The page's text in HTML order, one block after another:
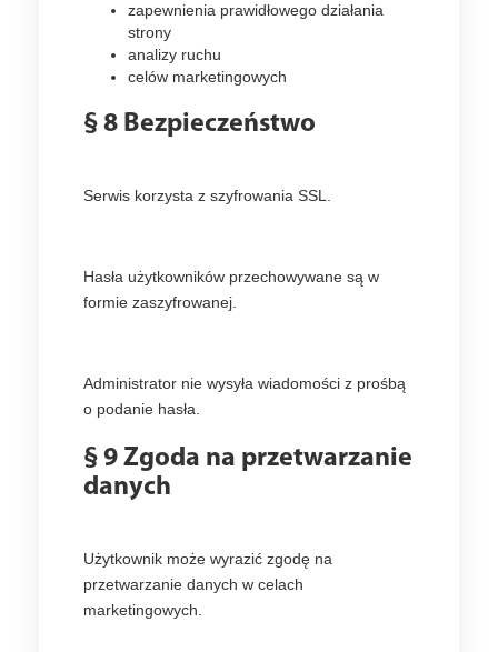
zapewnienia prawidłowego działania
strony
analizy ruchu
celów marketingowych
§ 8 Bezpieczeństwo
Serwis korzysta z szyfrowania SSL.
Hasła użytkowników przechowywane są w
formie zaszyfrowanej.
Administrator nie wysyła wiadomości z prośbą
o podanie hasła.
§ 9 Zgoda na przetwarzanie
danych
Użytkownik może wyrazić zgodę na
przetwarzanie danych w celach
marketingowych.